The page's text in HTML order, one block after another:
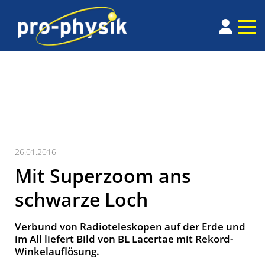
26.01.2016
Mit Superzoom ans
schwarze Loch
Verbund von Radioteleskopen auf der Erde und
im All liefert Bild von BL Lacertae mit Rekord-
Winkelauflösung.